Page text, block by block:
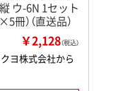
ウ-6N 1セット
冊）（直送品）
￥2,128（税込）
ヨ株式会社から